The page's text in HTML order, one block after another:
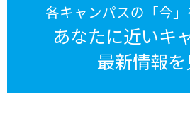
各キャンパスの「今」
あなたに近いキ
最新情報を